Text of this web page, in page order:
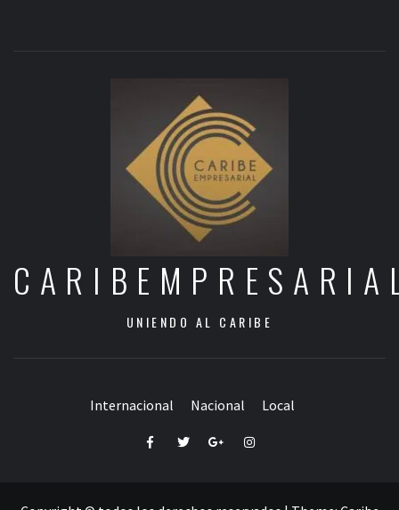
UNIENDO AL CARIBE
Internacional Nacional Local
FacebookTwitterGoogle+Instagram